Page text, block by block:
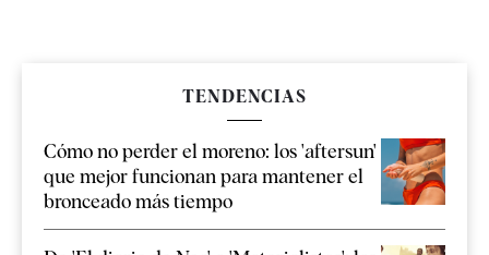
TENDENCIAS
Cómo no perder el moreno: los 'aftersun'
que mejor funcionan para mantener el
bronceado más tiempo